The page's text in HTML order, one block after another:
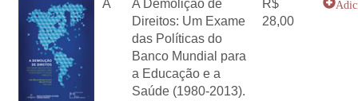
A
A Demolição de
Direitos: Um Exame
das Políticas do
Banco Mundial para
a Educação e a
Saúde (1980-2013).
R$
28,00